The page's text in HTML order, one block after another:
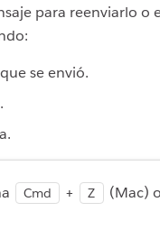
para reenviarlo o
se envió.
Cmd + Z (Mac) o